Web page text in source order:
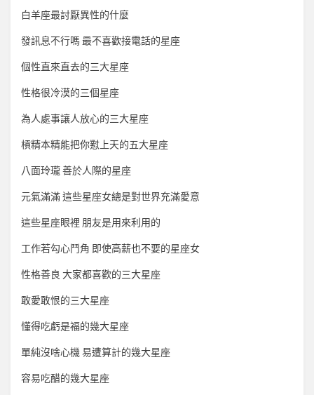
白羊座最討厭異性的什麼
發訊息不行嗎 最不喜歡接電話的星座
個性直來直去的三大星座
性格很冷漠的三個星座
為人處事讓人放心的三大星座
槓精本精能把你懟上天的五大星座
八面玲瓏 善於人際的星座
元氣滿滿 這些星座女總是對世界充滿愛意
這些星座眼裡 朋友是用來利用的
工作若勾心鬥角 即使高薪也不要的星座女
性格善良 大家都喜歡的三大星座
敢愛敢恨的三大星座
懂得吃虧是福的幾大星座
單純沒啥心機 易遭算計的幾大星座
容易吃醋的幾大星座